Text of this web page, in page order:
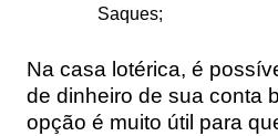
Saques;
Na casa lotérica, é
de dinheiro de sua conta
opção é muito útil para